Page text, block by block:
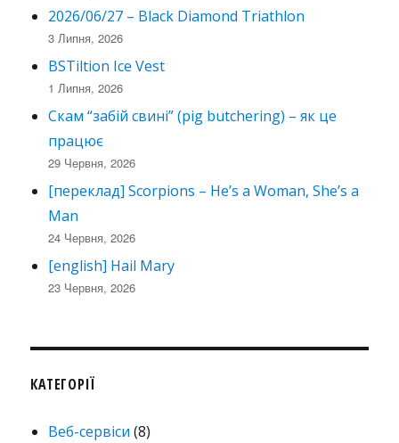
2026/06/27 – Black Diamond Triathlon
3 Липня, 2026
BSTiltion Ice Vest
1 Липня, 2026
Скам “забій свині” (pig butchering) – як це
працює
29 Червня, 2026
[переклад] Scorpions – He’s a Woman, She’s a
Man
24 Червня, 2026
[english] Hail Mary
23 Червня, 2026
КАТЕГОРІЇ
Веб-сервіси (8)